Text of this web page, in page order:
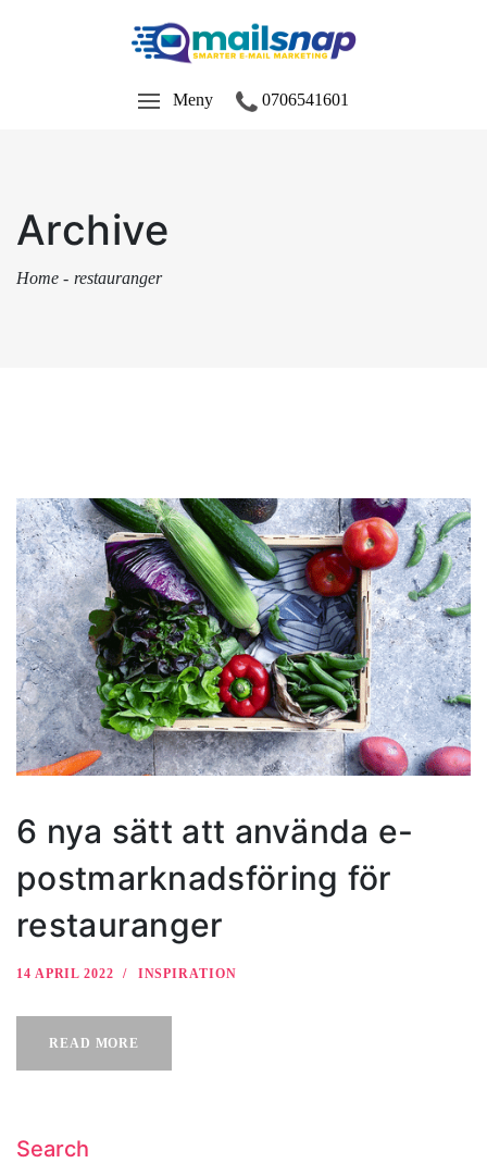
Meny 0706541601
Archive
Home - restauranger
6 nya sätt att använda e-
postmarknadsföring för
restauranger
14 APRIL 2022 INSPIRATION
READ MORE
Search